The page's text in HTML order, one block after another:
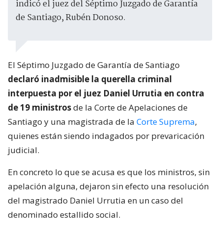
indicó el juez del Séptimo Juzgado de Garantía
de Santiago, Rubén Donoso.
El Séptimo Juzgado de Garantía de Santiago
declaró inadmisible la querella criminal
interpuesta por el juez Daniel Urrutia en contra
de 19 ministrosde la Corte de Apelaciones de
Santiago y una magistrada de la Corte Suprema,
quienes están siendo indagados por prevaricación
judicial.
En concreto lo que se acusa es que los ministros, sin
apelación alguna, dejaron sin efecto una resolución
del magistrado Daniel Urrutia en un caso del
denominado estallido social.